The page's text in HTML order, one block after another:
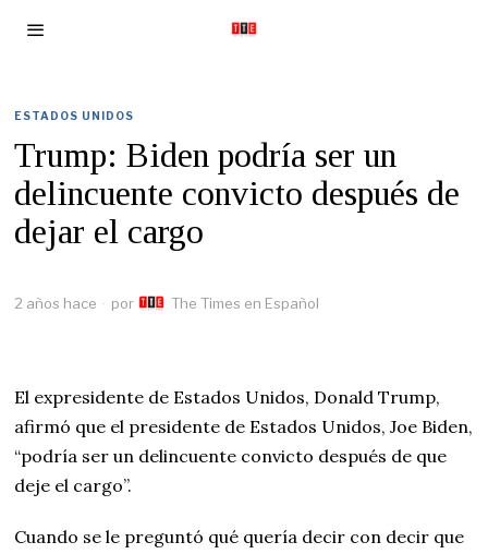
ESTADOS UNIDOS
Trump: Biden podría ser un
delincuente convicto después de
dejar el cargo
2 años hace por The Times en Español
El expresidente de Estados Unidos, Donald Trump,
afirmó que el presidente de Estados Unidos, Joe Biden,
“podría ser un delincuente convicto después de que
deje el cargo”.
Cuando se le preguntó qué quería decir con decir que